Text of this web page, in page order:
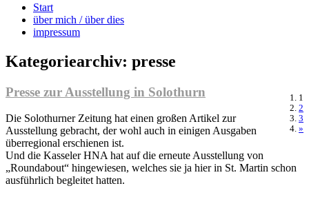
Start
über mich / über dies
impressum
Kategoriearchiv: presse
1
2
3
»
Presse zur Ausstellung in Solothurn
Die Solothurner Zeitung hat einen großen Artikel zur
Ausstellung gebracht, der wohl auch in einigen Ausgaben
überregional erschienen ist.
Und die Kasseler HNA hat auf die erneute Ausstellung von
„Roundabout“ hingewiesen, welches sie ja hier in St. Martin schon
ausführlich begleitet hatten.